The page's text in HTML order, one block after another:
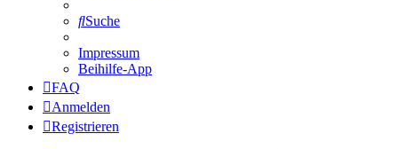
Suche
Impressum
Beihilfe-App
FAQ
Anmelden
Registrieren